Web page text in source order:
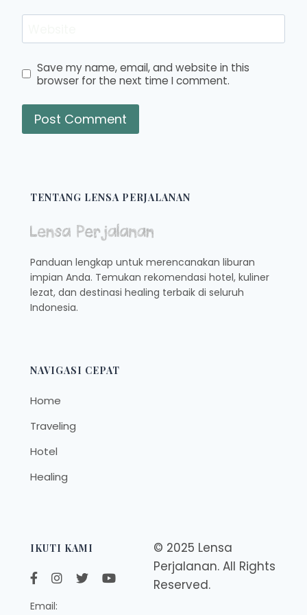
Save my name, email, and website in this
browser for the next time I comment.
TENTANG LENSA PERJALANAN
Panduan lengkap untuk merencanakan liburan
impian Anda. Temukan rekomendasi hotel, kuliner
lezat, dan destinasi healing terbaik di seluruh
Indonesia.
NAVIGASI CEPAT
Home
Traveling
Hotel
Healing
IKUTI KAMI
Email:
© 2025 Lensa
Perjalanan. All Rights
Reserved.